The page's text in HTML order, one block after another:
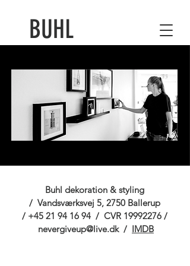
BUHL
Buhl dekoration & styling
/ Vandsværksvej 5, 2750 Ballerup
/ +45 21 94 16 94 / CVR 19992276 /
nevergiveup@live.dk/ IMDB